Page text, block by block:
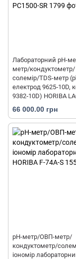
Лабораторний pH-
метр/кондуктометр/
солемір/TDS-метр
електрод 9625‐10D,
9382‐10D) HORIBA
66 000.00 грн
pH-метр/ОВП-метр/
кондуктометр/
іономір